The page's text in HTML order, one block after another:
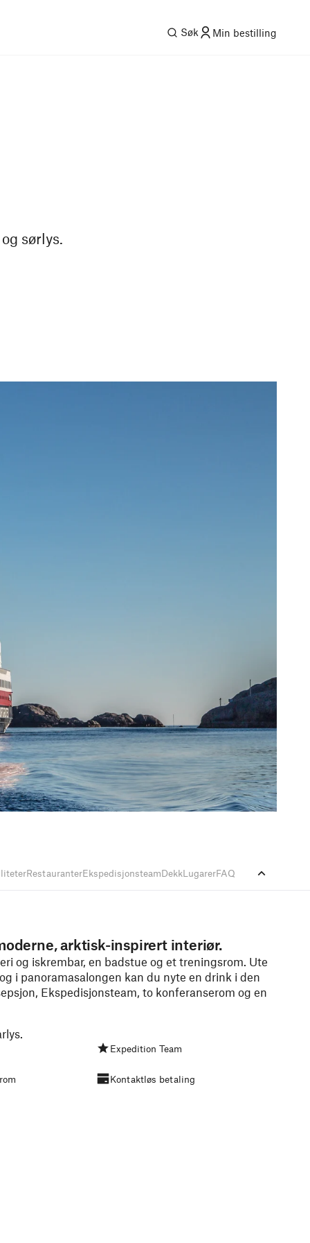
Søk Min bestilling
sørlys.
RestauranterEkspedisjonsteamDekkLugarerFAQ
arktisk-inspirert interiør.
og iskrembar, en badstue og et treningsrom. Ute
i panoramasalongen kan du nyte en drink i den
Ekspedisjonsteam, to konferanserom og en
Expedition Team
Kontaktløs betaling